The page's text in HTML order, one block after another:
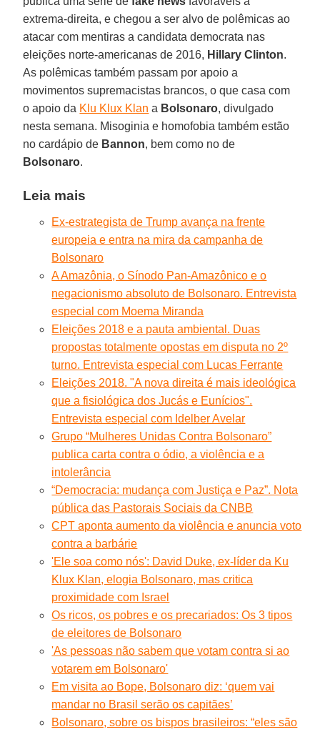
extrema-direita, e chegou a ser alvo de polêmicas ao
atacar com mentiras a candidata democrata nas
eleições norte-americanas de 2016, Hillary Clinton.
As polêmicas também passam por apoio a
movimentos supremacistas brancos, o que casa com
o apoio da Klu Klux Klan a Bolsonaro, divulgado
nesta semana. Misoginia e homofobia também estão
no cardápio de Bannon, bem como no de
Bolsonaro.
Leia mais
Ex-estrategista de Trump avança na frente
europeia e entra na mira da campanha de
Bolsonaro
A Amazônia, o Sínodo Pan-Amazônico e o
negacionismo absoluto de Bolsonaro. Entrevista
especial com Moema Miranda
Eleições 2018 e a pauta ambiental. Duas
propostas totalmente opostas em disputa no 2º
turno. Entrevista especial com Lucas Ferrante
Eleições 2018. "A nova direita é mais ideológica
que a fisiológica dos Jucás e Eunícios".
Entrevista especial com Idelber Avelar
Grupo “Mulheres Unidas Contra Bolsonaro”
publica carta contra o ódio, a violência e a
intolerância
“Democracia: mudança com Justiça e Paz”. Nota
pública das Pastorais Sociais da CNBB
CPT aponta aumento da violência e anuncia voto
contra a barbárie
'Ele soa como nós': David Duke, ex-líder da Ku
Klux Klan, elogia Bolsonaro, mas critica
proximidade com Israel
Os ricos, os pobres e os precariados: Os 3 tipos
de eleitores de Bolsonaro
'As pessoas não sabem que votam contra si ao
votarem em Bolsonaro'
Em visita ao Bope, Bolsonaro diz: ‘quem vai
mandar no Brasil serão os capitães’
Bolsonaro, sobre os bispos brasileiros: “eles são